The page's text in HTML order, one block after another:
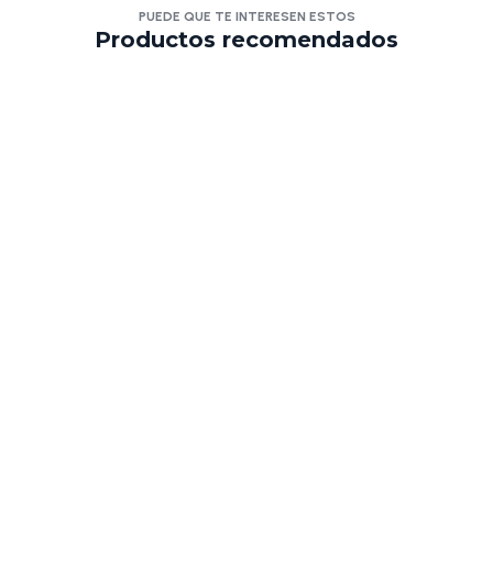
PUEDE QUE TE INTERESEN ESTOS
Productos recomendados